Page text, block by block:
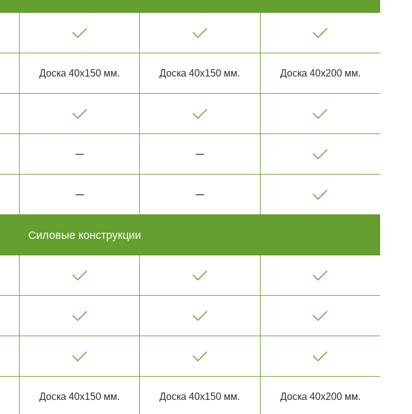
Доска 40х150 мм. Доска 40х150 мм. Доска 40х200 мм.
Силовые конструкции
Доска 40х150 мм. Доска 40х150 мм. Доска 40х200 мм.